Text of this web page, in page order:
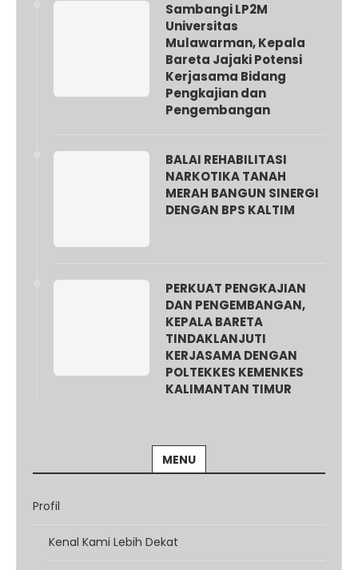
Sambangi LP2M
Universitas
Mulawarman, Kepala
Bareta Jajaki Potensi
Kerjasama Bidang
Pengkajian dan
Pengembangan
BALAI REHABILITASI
NARKOTIKA TANAH
MERAH BANGUN SINERGI
DENGAN BPS KALTIM
PERKUAT PENGKAJIAN
DAN PENGEMBANGAN,
KEPALA BARETA
TINDAKLANJUTI
KERJASAMA DENGAN
POLTEKKES KEMENKES
KALIMANTAN TIMUR
MENU
Profil
Kenal Kami Lebih Dekat